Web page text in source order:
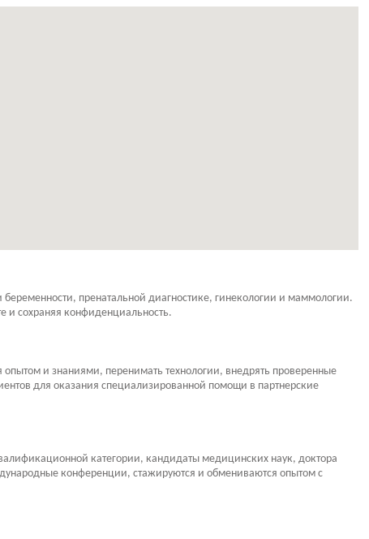
пренатальной диагностике, гинекологии и маммологии.
и сохраняя конфиденциальность.
и знаниями, перенимать технологии, внедрять проверенные
для оказания специализированной помощи в партнерские
категории, кандидаты медицинских наук, доктора
конференции, стажируются и обмениваются опытом с